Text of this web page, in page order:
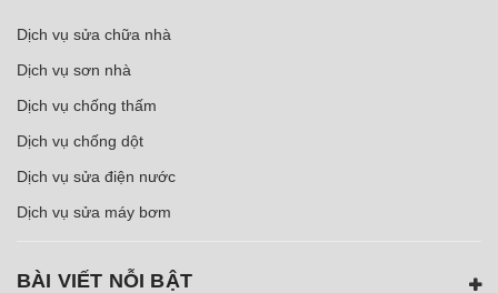
Dịch vụ sửa chữa nhà
Dịch vụ sơn nhà
Dịch vụ chống thấm
Dịch vụ chống dột
Dịch vụ sửa điện nước
Dịch vụ sửa máy bơm
BÀI VIẾT NỖI BẬT